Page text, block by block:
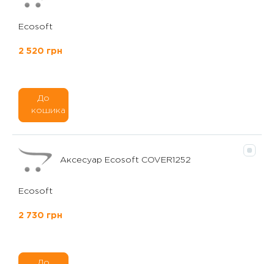
Ecosoft
2 520 грн
До
кошика
Аксесуар Ecosoft COVER1252
Ecosoft
2 730 грн